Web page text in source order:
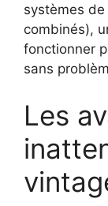
systèmes de
combinés),
fonctionner
sans
Les